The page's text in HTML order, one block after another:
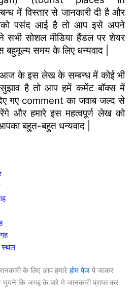
में विस्तार से जानकारी दी है और
पसंद आई है तो आप इसे अपने
सोशल मीडिया हैंडल पर शेयर
समय के लिए धन्यवाद |
के इस लेख के सम्बन्ध में कोई भी
सुझाव है तो आप हमें कमेंट बॉक्स में
गए comment का जवाब जल्द से
और हमारे इस महत्वपूर्ण लेख को
बहुत-बहुत धन्यवाद |
स्थल
के लिए आप हमारेहोम पेज पे जाकर
कि जगह के बारे मे जानकारी प्राप्त कर